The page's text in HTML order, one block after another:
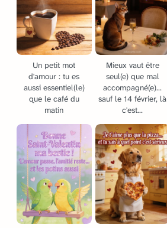
Un petit mot
d'amour : tu es
aussi essentiel(le)
que le café du
matin
Mieux vaut être
seul(e) que mal
accompagné(e)...
sauf le 14 février, là
c'est...